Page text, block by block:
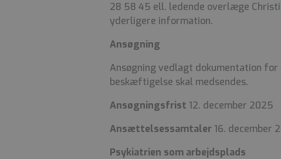
28 58 45 ell. ledende overlæge
yderligere information.
Ansøgning
Ansøgning vedlagt dokumentation
beskæftigelse skal medsendes.
Ansøgningsfrist 12. december 2025
Ansættelsessamtaler16. december
Psykiatrien som arbejdsplads